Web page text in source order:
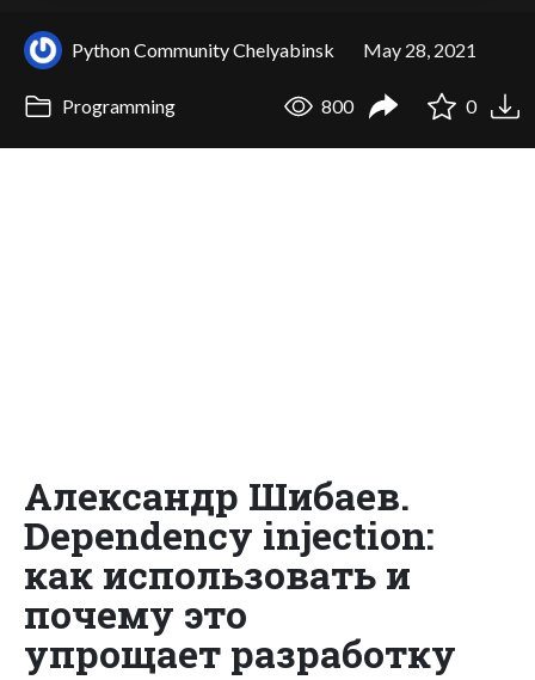
Python Community Chelyabinsk May 28, 2021
Programming 800 0
Александр Шибаев.
Dependency injection:
как использовать и
почему это
упрощает разработку